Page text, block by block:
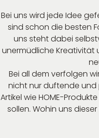
Bei uns wird jede Idee
sind schon die besten
uns steht dabei
unermüdliche Kreativität
Bei all dem verfolgen
nicht nur duftende und
Artikel wie HOME-
sollen. Wohin uns